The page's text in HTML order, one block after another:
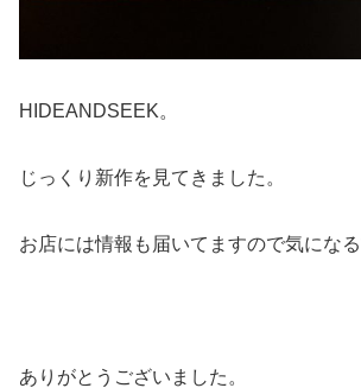
HIDEANDSEEK。
じっくり新作を見てきました。
お店には情報も届いてますので気になる
ありがとうございました。